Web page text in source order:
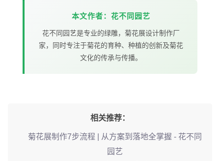
本文作者：花不同园艺
花不同园艺是专业的绿雕，菊花展设计制作厂
家，同时专注于菊花的育种、种植的创新及菊花
文化的传承与传播。
相关推荐：
菊花展制作7步流程 | 从方案到落地全掌握 - 花不同
园艺